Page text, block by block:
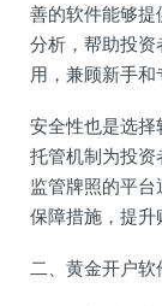
善的软件能够
分析，帮助投
用，兼顾新手和
安全性也是选
托管机制为投
监管牌照的平台
保障措施，提升
二、黄金开户